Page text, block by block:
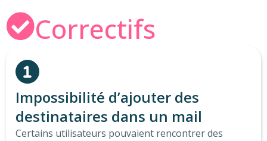
Correctifs
Impossibilité d’ajouter des
destinataires dans un mail​
Certains utilisateurs pouvaient rencontrer des